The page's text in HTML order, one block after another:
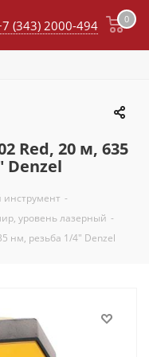
0
(343) 2000-494
Red, 20 м, 635
Denzel
инструмент -
уровень лазерный -
нм, резьба 1/4" Denzel